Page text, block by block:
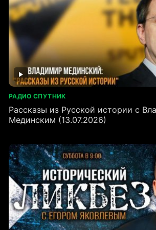
РАДИО СПУТНИК
Рассказы из Русской истории с
Мединским (13.07.2026)